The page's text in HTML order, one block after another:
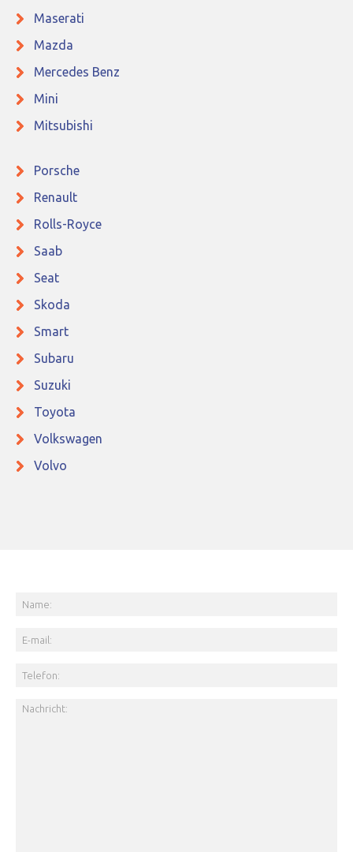
Maserati
Mazda
Mercedes Benz
Mini
Mitsubishi
Porsche
Renault
Rolls-Royce
Saab
Seat
Skoda
Smart
Subaru
Suzuki
Toyota
Volkswagen
Volvo